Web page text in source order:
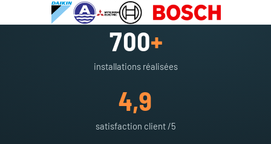
700+
installations réalisées
4,9
satisfaction client /5